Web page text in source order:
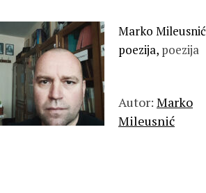
Marko
poezija, poezija
Autor: Marko
Mileusnić